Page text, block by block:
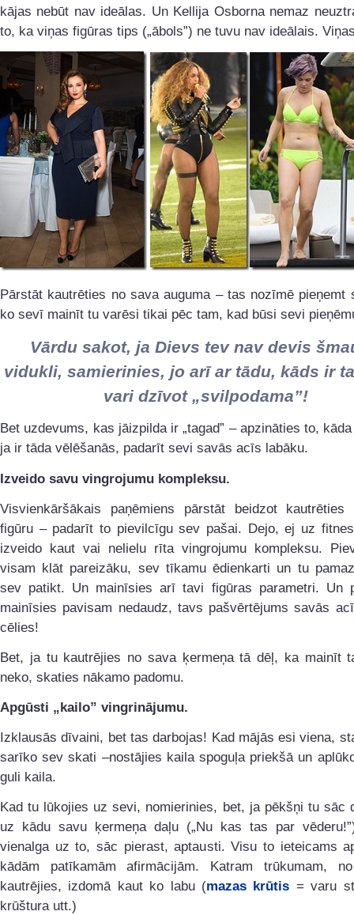
kājas nebūt nav ideālas. Un Kellija Osborna nemaz
to, ka viņas figūras tips („ābols”) ne tuvu nav ideālais.
Pārstāt kautrēties no sava auguma – tas nozīmē pieņemt
ko sevī mainīt tu varēsi tikai pēc tam, kad būsi sevi
Vārdu sakot, ja Dievs tev nav devis
vidukli, samierinies, jo arī ar tādu, kāds ir
vari dzīvot „svilpodama”!
Bet uzdevums, kas jāizpilda ir „tagad” – apzināties to,
ja ir tāda vēlēšanās, padarīt sevi savās acīs labāku.
Izveido savu vingrojumu kompleksu.
Visvienkāršākais paņēmiens pārstāt beidzot
figūru – padarīt to pievilcīgu sev pašai. Dejo, ej uz
izveido kaut vai nelielu rīta vingrojumu kompleksu.
visam klāt pareizāku, sev tīkamu ēdienkarti un tu
sev patikt. Un mainīsies arī tavi figūras parametri. Un
mainīsies pavisam nedaudz, tavs pašvērtējums savās
cēlies!
Bet, ja tu kautrējies no sava ķermeņa tā dēļ, ka mainīt
neko, skaties nākamo padomu.
Apgūsti „kailo” vingrinājumu.
Izklausās dīvaini, bet tas darbojas! Kad mājās esi viena,
sarīko sev skati –nostājies kaila spoguļa priekšā un
guli kaila.
Kad tu lūkojies uz sevi, nomierinies, bet, ja pēkšņi tu sāc
uz kādu savu ķermeņa daļu („Nu kas tas par
vienalga uz to, sāc pierast, aptausti. Visu to ieteicams
kādām patīkamām afirmācijām. Katram trūkumam,
kautrējies, izdomā kaut ko labu (mazas krūtis = varu
krūštura utt.)